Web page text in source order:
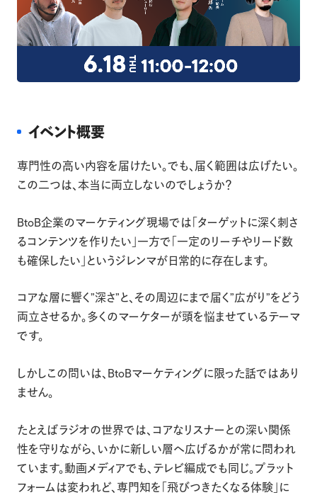
イベント概要
専門性の高い内容を届けたい。でも、届く範囲は広げたい。
この二つは、本当に両立しないのでしょうか？
BtoB企業のマーケティング現場では「ターゲットに深く刺さ
るコンテンツを作りたい」一方で「一定のリーチやリード数
も確保したい」というジレンマが日常的に存在します。
コアな層に響く”深さ”と、その周辺にまで届く”広がり”をどう
両立させるか。多くのマーケターが頭を悩ませているテーマ
です。
しかしこの問いは、BtoBマーケティングに限った話ではあり
ません。
たとえばラジオの世界では、コアなリスナーとの深い関係
性を守りながら、いかに新しい層へ広げるかが常に問われ
ています。動画メディアでも、テレビ編成でも同じ。プラット
フォームは変われど、専門知を「飛びつきたくなる体験」に